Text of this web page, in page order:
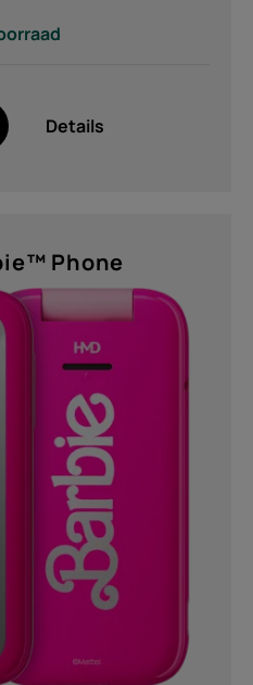
Details
Phone